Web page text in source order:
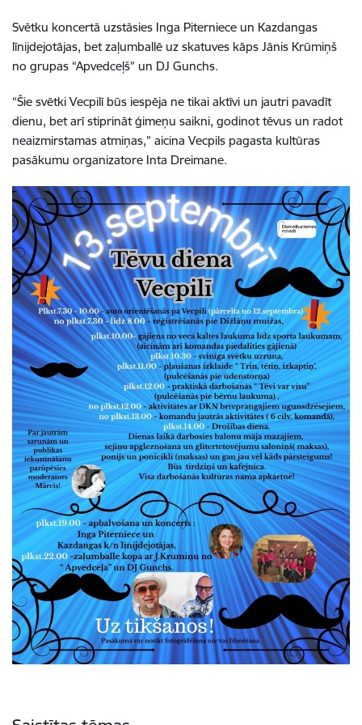
Svētku koncertā uzstāsies Inga Piterniece un Kazdangas
līnijdejotājas, bet zaļumballē uz skatuves kāps Jānis Krūmiņš
no grupas “Apvedceļš” un DJ Gunchs.
“Šie svētki Vecpilī būs iespēja ne tikai aktīvi un jautri pavadīt
dienu, bet arī stiprināt ģimeņu saikni, godinot tēvus un radot
neaizmirstamas atmiņas,” aicina Vecpils pagasta kultūras
pasākumu organizatore Inta Dreimane.